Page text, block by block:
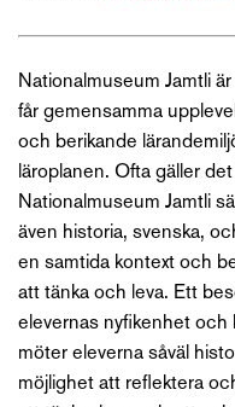
Nationalmuseum Jamtli
får gemensamma
och berikande
läroplanen. Ofta gäller
Nationalmuseum Jamtli
även historia, svenska,
en samtida kontext och
att tänka och leva. Ett
elevernas nyfikenhet och
möter eleverna såväl
möjlighet att reflektera